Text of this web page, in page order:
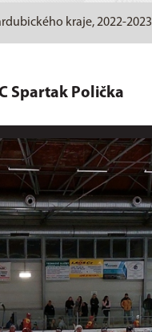
kraje, 2022-2023
Spartak Polička